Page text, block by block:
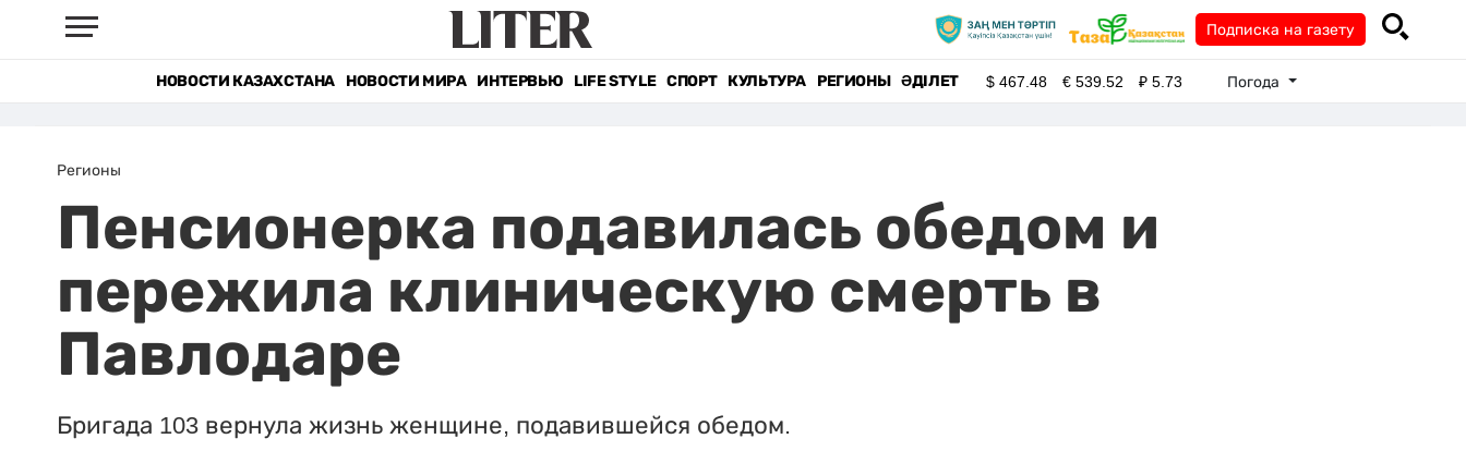
Подписка на газету
НОВОСТИ КАЗАХСТАНА НОВОСТИ МИРА ИНТЕРВЬЮ LIFE STYLE СПОРТ КУЛЬТУРА РЕГИОНЫ ӘДІЛЕТ $467.48 €539.52 ₽5.73 Погода
Регионы
Пенсионерка подавилась обедом и
пережила клиническую смерть в
Павлодаре
Бригада 103 вернула жизнь женщине, подавившейся обедом.